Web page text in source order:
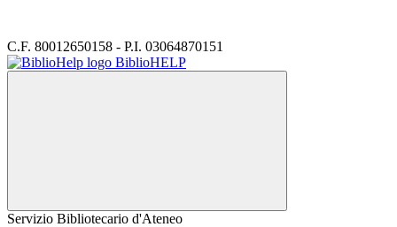
C.F. 80012650158 - P.I. 03064870151
BiblioHELP
Servizio Bibliotecario d'Ateneo